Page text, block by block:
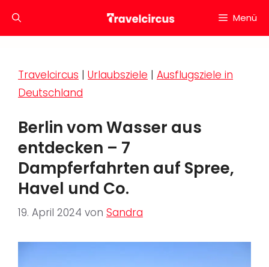
Inhalt
Menü
Travelcircus | Urlaubsziele | Ausflugsziele in
Deutschland
Berlin vom Wasser aus
entdecken – 7
Dampferfahrten auf Spree,
Havel und Co.
19. April 2024 von Sandra